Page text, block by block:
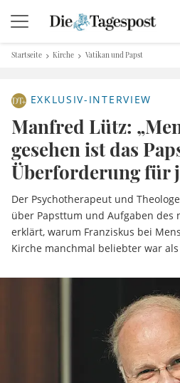
Startseite Kirche Vatikan und Papst
EXKLUSIV-INTERVIEW
Manfred Lütz:
gesehen ist das
Überforderung für
Der Psychotherapeut und
über Papsttum und Aufgaben des
erklärt, warum Franziskus bei
Kirche manchmal beliebter war